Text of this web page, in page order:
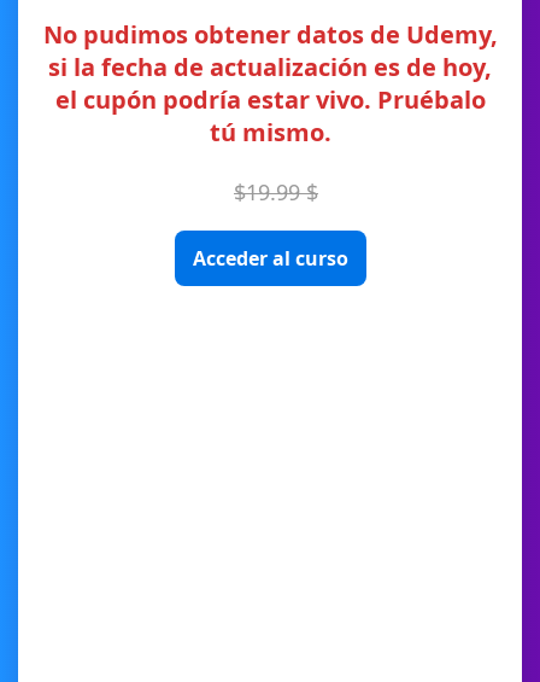
No pudimos obtener datos de Udemy,
si la fecha de actualización es de hoy,
el cupón podría estar vivo. Pruébalo
tú mismo.
$19.99 $
Acceder al curso